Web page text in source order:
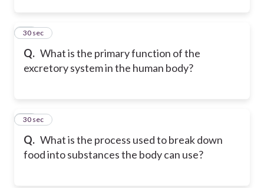
Q. What is the primary function of the
excretory system in the human body?
12
30 sec
Q. What is the process used to break down
food into substances the body can use?
13
30 sec